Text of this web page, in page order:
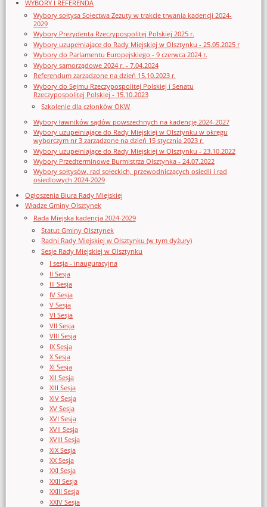
WYBORY I REFERENDA
Wybory sołtysa Sołectwa Zezuty w trakcie trwania kadencji 2024-
2029
Wybory Prezydenta Rzeczypospolitej Polskiej 2025 r.
Wybory uzupełniające do Rady Miejskiej w Olsztynku - 25.05.2025 r
Wybory do Parlamentu Europejskiego - 9 czerwca 2024 r.
Wybory samorządowe 2024 r. - 7.04.2024
Referendum zarządzone na dzień 15.10.2023 r.
Wybory do Sejmu Rzeczypospolitej Polskiej i Senatu
Rzeczypospolitej Polskiej - 15.10.2023
Szkolenie dla członków OKW
Wybory ławników sądów powszechnych na kadencję 2024-2027
Wybory uzupełniające do Rady Miejskiej w Olsztynku w okręgu
wyborczym nr 3 zarządzone na dzień 15 stycznia 2023 r.
Wybory uzupełniające do Rady Miejskiej w Olsztynku - 23.10.2022
Wybory Przedterminowe Burmistrza Olsztynka - 24.07.2022
Wybory sołtysów, rad sołeckich, przewodniczących osiedli i rad
osiedlowych 2024-2029
Ogłoszenia Biura Rady Miejskiej
Władze Gminy Olsztynek
Rada Miejska kadencja 2024-2029
Statut Gminy Olsztynek
Radni Rady Miejskiej w Olsztynku (w tym dyżury)
Sesje Rady Miejskiej w Olsztynku
I sesja - inauguracyjna
II Sesja
III Sesja
IV Sesja
V Sesja
VI Sesja
VII Sesja
VIII Sesja
IX Sesja
X Sesja
XI Sesja
XII Sesja
XIII Sesja
XIV Sesja
XV Sesja
XVI Sesja
XVII Sesja
XVIII Sesja
XIX Sesja
XX Sesja
XXI Sesja
XXII Sesja
XXIII Sesja
XXIV Sesja